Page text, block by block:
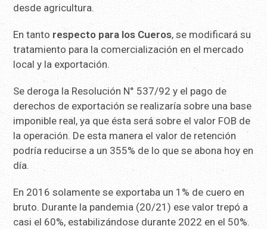
desde agricultura.
En tanto respecto para los Cueros, se modificará su
tratamiento para la comercialización en el mercado
local y la exportación.
Se deroga la Resolución N° 537/92 y el pago de
derechos de exportación se realizaría sobre una base
imponible real, ya que ésta será sobre el valor FOB de
la operación. De esta manera el valor de retención
podría reducirse a un 355% de lo que se abona hoy en
día.
En 2016 solamente se exportaba un 1% de cuero en
bruto. Durante la pandemia (20/21) ese valor trepó a
casi el 60%, estabilizándose durante 2022 en el 50%.